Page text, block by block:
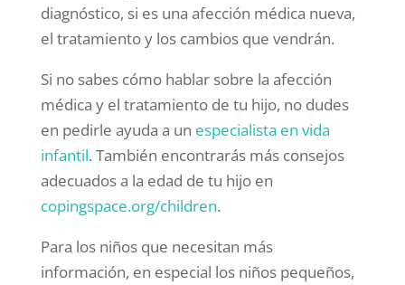
diagnóstico, si es una afección médica nueva,
el tratamiento y los cambios que vendrán.
Si no sabes cómo hablar sobre la afección
médica y el tratamiento de tu hijo, no dudes
en pedirle ayuda a un especialista en vida
infantil. También encontrarás más consejos
adecuados a la edad de tu hijo en
copingspace.org/children.
Para los niños que necesitan más
información, en especial los niños pequeños,